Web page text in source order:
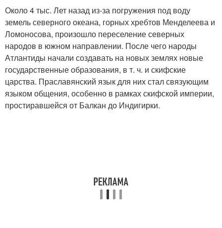
Около 4 тыс. Лет назад из-за погружения под воду
земель северного океана, горных хребтов Менделеева и
Ломоносова, произошло переселение северных
народов в южном направлении. После чего народы
Атлантиды начали создавать на новых землях новые
государственные образования, в т. ч. и скифские
царства. Праславянский язык для них стал связующим
языком общения, особенно в рамках скифской империи,
простиравшейся от Балкан до Индигирки.